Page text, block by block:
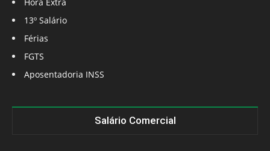
Hora Extra
13º Salário
Férias
FGTS
Aposentadoria INSS
Salário Comercial